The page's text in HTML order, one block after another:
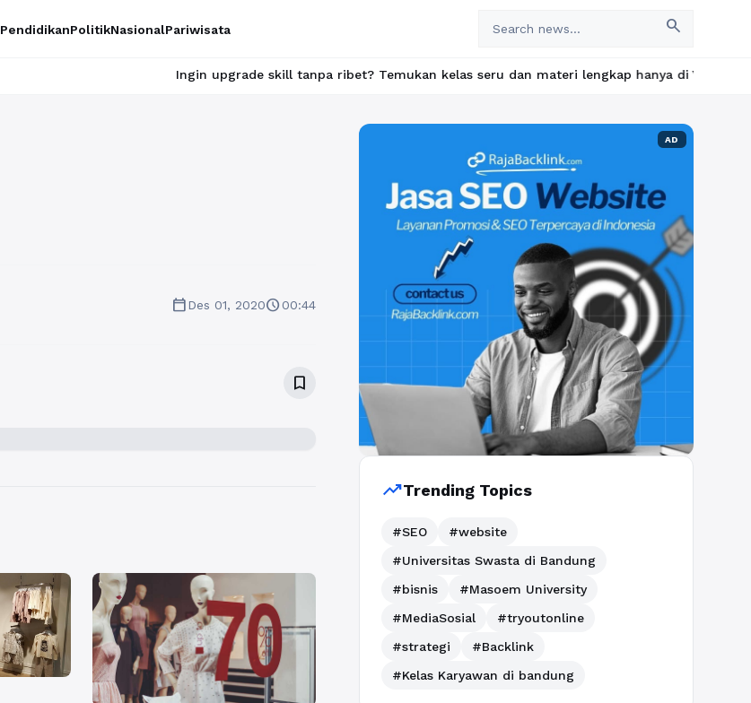
PendidikanPolitikNasionalPariwisata search
Ingin upgrade skill tanpa ribet? Temukan kelas seru dan materi lengkap hanya di YukBelajar.com.
calendar_todayDes 01, 2020schedule00:44
bookmark_border
AD
trending_upTrending Topics
#SEO
#website
#Universitas Swasta di Bandung
#bisnis
#Masoem University
#MediaSosial
#tryoutonline
#strategi
#Backlink
#Kelas Karyawan di bandung